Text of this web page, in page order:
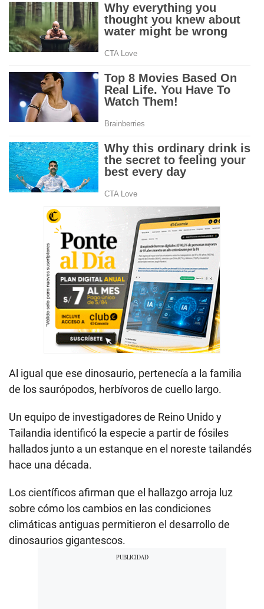
Al igual que ese dinosaurio, pertenecía a la familia
de los saurópodos, herbívoros de cuello largo.
Un equipo de investigadores de Reino Unido y
Tailandia identificó la especie a partir de fósiles
hallados junto a un estanque en el noreste tailandés
hace una década.
Los científicos afirman que el hallazgo arroja luz
sobre cómo los cambios en las condiciones
climáticas antiguas permitieron el desarrollo de
dinosaurios gigantescos.